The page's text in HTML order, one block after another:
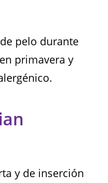
pelo durante
primavera y
y de inserción